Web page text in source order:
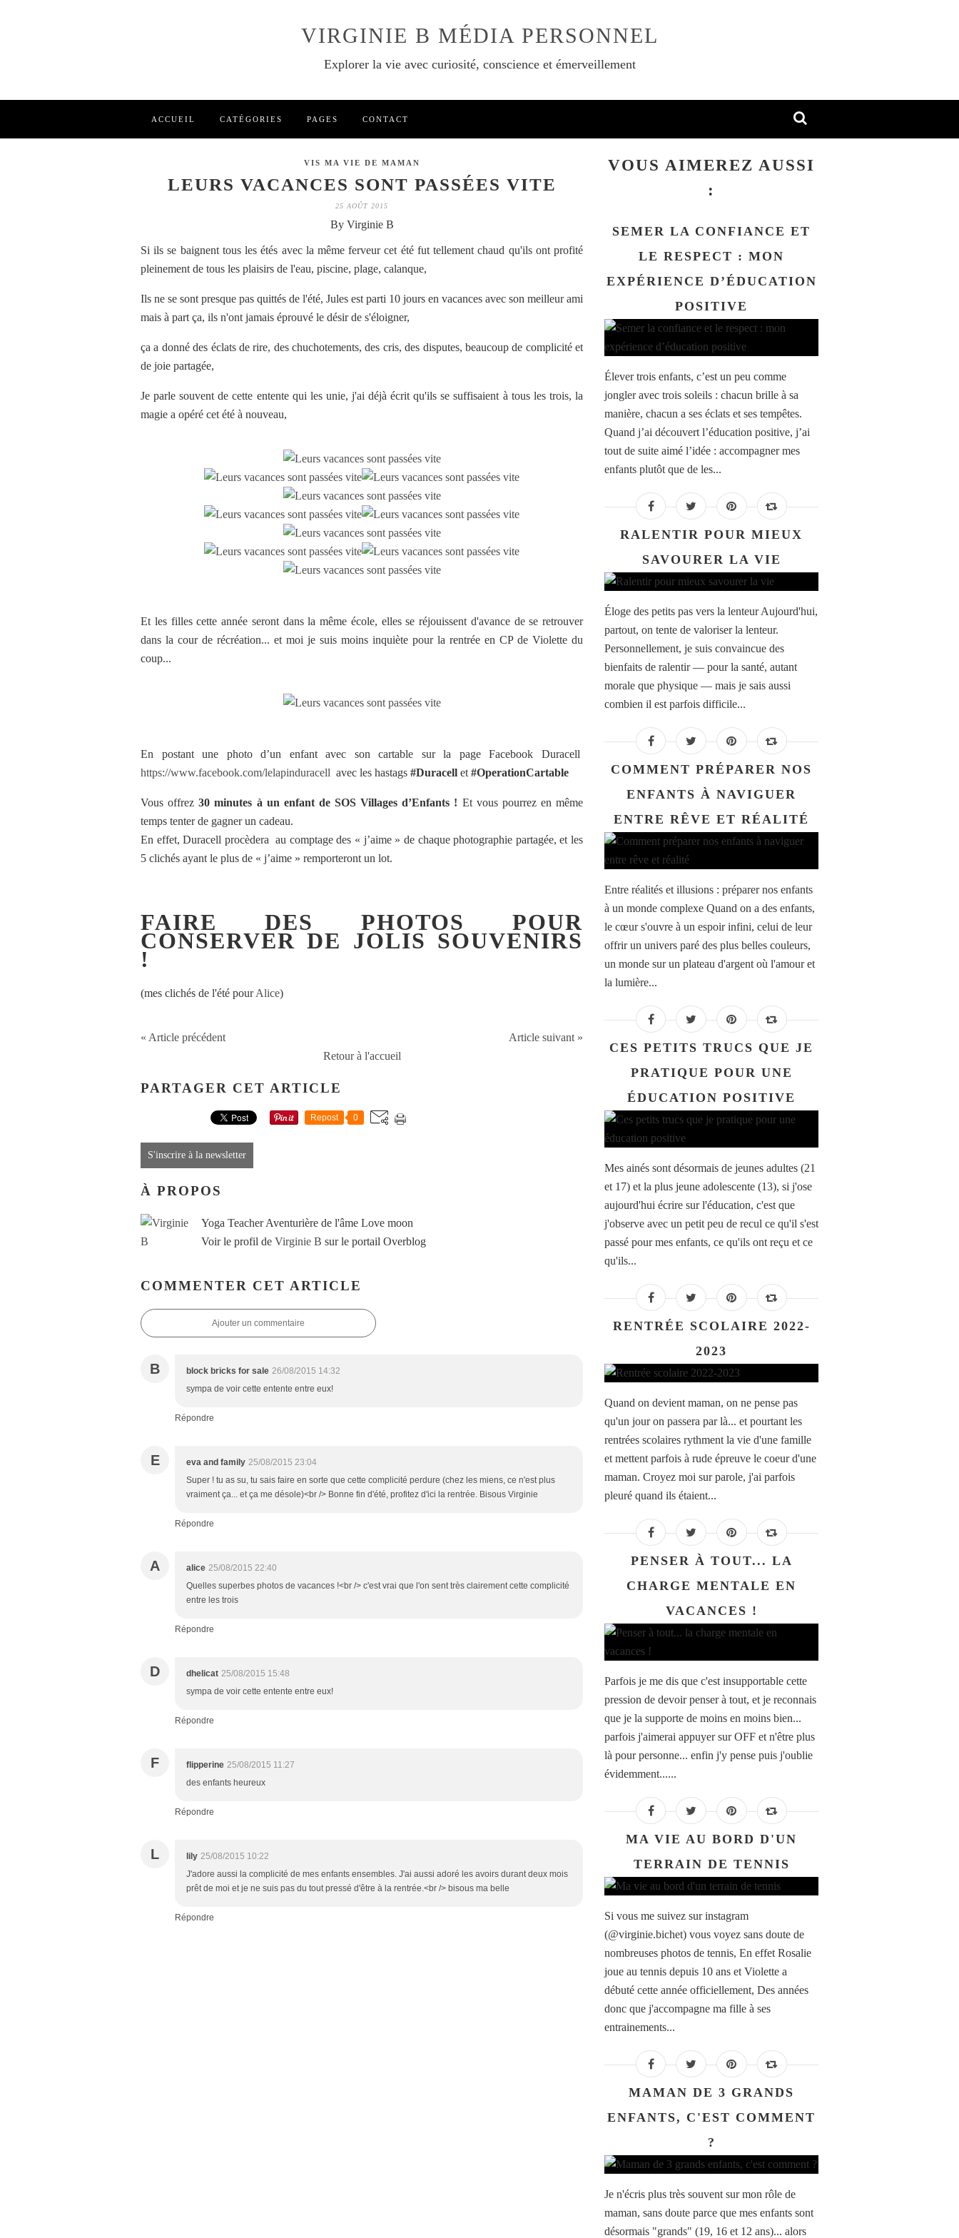
VIRGINIE B MÉDIA PERSONNEL
Explorer la vie avec curiosité, conscience et émerveillement
ACCUEIL CATÉGORIES PAGES CONTACT
VIS MA VIE DE MAMAN
LEURS VACANCES SONT PASSÉES VITE
25 AOÛT 2015
By Virginie B
Si ils se baignent tous les étés avec la même ferveur cet été fut tellement chaud qu'ils ont profité
pleinement de tous les plaisirs de l'eau, piscine, plage, calanque,
Ils ne se sont presque pas quittés de l'été, Jules est parti 10 jours en vacances avec son meilleur ami
mais à part ça, ils n'ont jamais éprouvé le désir de s'éloigner,
ça a donné des éclats de rire, des chuchotements, des cris, des disputes, beaucoup de complicité et
de joie partagée,
Je parle souvent de cette entente qui les unie, j'ai déjà écrit qu'ils se suffisaient à tous les trois, la
magie a opéré cet été à nouveau,
Et les filles cette année seront dans la même école, elles se réjouissent d'avance de se retrouver
dans la cour de récréation... et moi je suis moins inquiète pour la rentrée en CP de Violette du
coup...
En postant une photo d’un enfant avec son cartable sur la page Facebook Duracell
https://www.facebook.com/lelapinduracell avec les hastags #Duracell et #OperationCartable
Vous offrez 30 minutes à un enfant de SOS Villages d’Enfants ! Et vous pourrez en même
temps tenter de gagner un cadeau.
En effet, Duracell procèdera au comptage des « j’aime » de chaque photographie partagée, et les
5 clichés ayant le plus de « j’aime » remporteront un lot.
FAIRE DES PHOTOS POUR
CONSERVER DE JOLIS SOUVENIRS
!
(mes clichés de l'été pourAlice)
« Article précédent
Article suivant »
Retour à l'accueil
PARTAGER CET ARTICLE
Repost 0
S'inscrire à la newsletter
À PROPOS
Yoga Teacher Aventurière de l'âme Love moon
Voir le profil de Virginie B sur le portail Overblog
COMMENTER CET ARTICLE
Ajouter un commentaire
B block bricks for sale 26/08/2015 14:32
sympa de voir cette entente entre eux!
Répondre
E eva and family 25/08/2015 23:04
Super ! tu as su, tu sais faire en sorte que cette complicité perdure (chez les miens, ce n'est plus
vraiment ça... et ça me désole)<br /> Bonne fin d'été, profitez d'ici la rentrée. Bisous Virginie
Répondre
A alice 25/08/2015 22:40
Quelles superbes photos de vacances !<br /> c'est vrai que l'on sent très clairement cette complicité
entre les trois
Répondre
D dhelicat 25/08/2015 15:48
sympa de voir cette entente entre eux!
Répondre
F flipperine 25/08/2015 11:27
des enfants heureux
Répondre
L lily 25/08/2015 10:22
J'adore aussi la complicité de mes enfants ensembles. J'ai aussi adoré les avoirs durant deux mois
prêt de moi et je ne suis pas du tout pressé d'être à la rentrée.<br /> bisous ma belle
Répondre
VOUS AIMEREZ AUSSI
:
SEMER LA CONFIANCE ET
LE RESPECT : MON
EXPÉRIENCE D’ÉDUCATION
POSITIVE
Élever trois enfants, c’est un peu comme
jongler avec trois soleils : chacun brille à sa
manière, chacun a ses éclats et ses tempêtes.
Quand j’ai découvert l’éducation positive, j’ai
tout de suite aimé l’idée : accompagner mes
enfants plutôt que de les...
RALENTIR POUR MIEUX
SAVOURER LA VIE
Éloge des petits pas vers la lenteur Aujourd'hui,
partout, on tente de valoriser la lenteur.
Personnellement, je suis convaincue des
bienfaits de ralentir — pour la santé, autant
morale que physique — mais je sais aussi
combien il est parfois difficile...
COMMENT PRÉPARER NOS
ENFANTS À NAVIGUER
ENTRE RÊVE ET RÉALITÉ
Entre réalités et illusions : préparer nos enfants
à un monde complexe Quand on a des enfants,
le cœur s'ouvre à un espoir infini, celui de leur
offrir un univers paré des plus belles couleurs,
un monde sur un plateau d'argent où l'amour et
la lumière...
CES PETITS TRUCS QUE JE
PRATIQUE POUR UNE
ÉDUCATION POSITIVE
Mes ainés sont désormais de jeunes adultes (21
et 17) et la plus jeune adolescente (13), si j'ose
aujourd'hui écrire sur l'éducation, c'est que
j'observe avec un petit peu de recul ce qu'il s'est
passé pour mes enfants, ce qu'ils ont reçu et ce
qu'ils...
RENTRÉE SCOLAIRE 2022-
2023
Quand on devient maman, on ne pense pas
qu'un jour on passera par là... et pourtant les
rentrées scolaires rythment la vie d'une famille
et mettent parfois à rude épreuve le coeur d'une
maman. Croyez moi sur parole, j'ai parfois
pleuré quand ils étaient...
PENSER À TOUT... LA
CHARGE MENTALE EN
VACANCES !
Parfois je me dis que c'est insupportable cette
pression de devoir penser à tout, et je reconnais
que je la supporte de moins en moins bien...
parfois j'aimerai appuyer sur OFF et n'être plus
là pour personne... enfin j'y pense puis j'oublie
évidemment......
MA VIE AU BORD D'UN
TERRAIN DE TENNIS
Si vous me suivez sur instagram
(@virginie.bichet) vous voyez sans doute de
nombreuses photos de tennis, En effet Rosalie
joue au tennis depuis 10 ans et Violette a
débuté cette année officiellement, Des années
donc que j'accompagne ma fille à ses
entrainements...
MAMAN DE 3 GRANDS
ENFANTS, C'EST COMMENT
?
Je n'écris plus très souvent sur mon rôle de
maman, sans doute parce que mes enfants sont
désormais "grands" (19, 16 et 12 ans)... alors